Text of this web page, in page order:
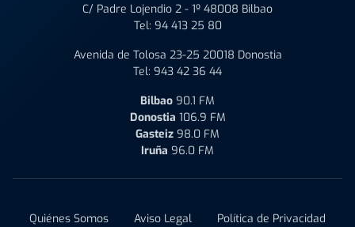
C/ Padre Lojendio 2 - 1º 48008 Bilbao
Tel: 94 413 25 80
Avenida de Tolosa 23-25 20018 Donostia
Tel: 943 42 36 44
Bilbao 90.1 FM
Donostia 106.9 FM
Gasteiz 98.0 FM
Iruña 96.0 FM
Quiénes Somos Aviso Legal
Política de Privacidad